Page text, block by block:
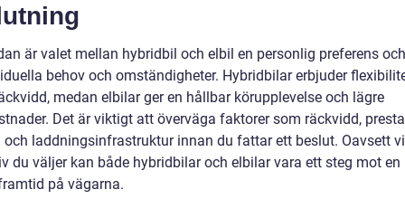
är valet mellan hybridbil och elbil en personlig preferens
behov och omständigheter. Hybridbilar erbjuder
medan elbilar ger en hållbar körupplevelse och lägre
Det är viktigt att överväga faktorer som räckvidd,
och laddningsinfrastruktur innan du fattar ett beslut. Oavsett
du väljer kan både hybridbilar och elbilar vara ett steg mot en
på vägarna.